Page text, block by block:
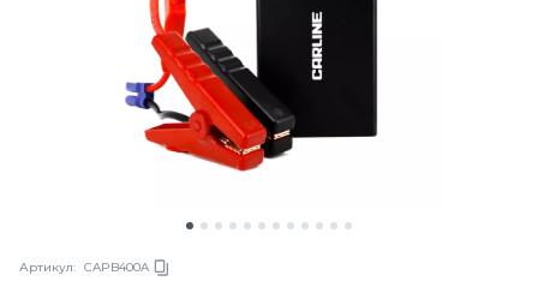
Артикул: CAPB400A